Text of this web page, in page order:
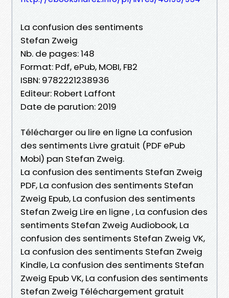
La confusion des sentiments
Stefan Zweig
Nb. de pages: 148
Format: Pdf, ePub, MOBI, FB2
ISBN: 9782221238936
Editeur: Robert Laffont
Date de parution: 2019
Télécharger ou lire en ligne La confusion
des sentiments Livre gratuit (PDF ePub
Mobi) pan Stefan Zweig.
La confusion des sentiments Stefan Zweig
PDF, La confusion des sentiments Stefan
Zweig Epub, La confusion des sentiments
Stefan Zweig Lire en ligne , La confusion des
sentiments Stefan Zweig Audiobook, La
confusion des sentiments Stefan Zweig VK,
La confusion des sentiments Stefan Zweig
Kindle, La confusion des sentiments Stefan
Zweig Epub VK, La confusion des sentiments
Stefan Zweig Téléchargement gratuit